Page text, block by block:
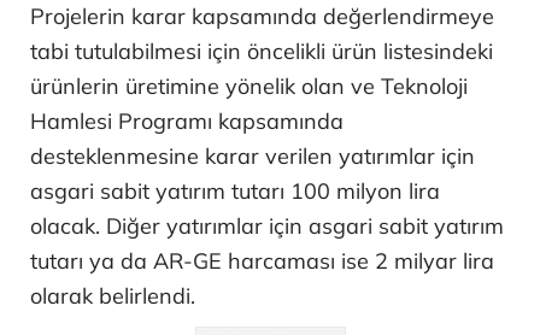
Projelerin karar kapsamında değerlendirmeye
tabi tutulabilmesi için öncelikli ürün listesindeki
ürünlerin üretimine yönelik olan ve Teknoloji
Hamlesi Programı kapsamında
desteklenmesine karar verilen yatırımlar için
asgari sabit yatırım tutarı 100 milyon lira
olacak. Diğer yatırımlar için asgari sabit yatırım
tutarı ya da AR-GE harcaması ise 2 milyar lira
olarak belirlendi.